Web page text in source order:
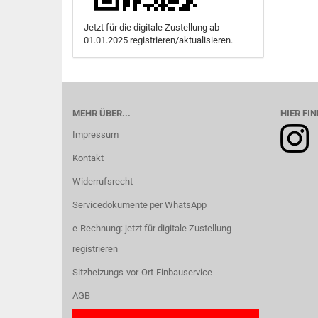
Jetzt für die digitale Zustellung ab
01.01.2025 registrieren/aktualisieren.
MEHR ÜBER...
Impressum
Kontakt
Widerrufsrecht
Servicedokumente per WhatsApp
e-Rechnung: jetzt für digitale Zustellung
registrieren
Sitzheizungs-vor-Ort-Einbauservice
AGB
HIER